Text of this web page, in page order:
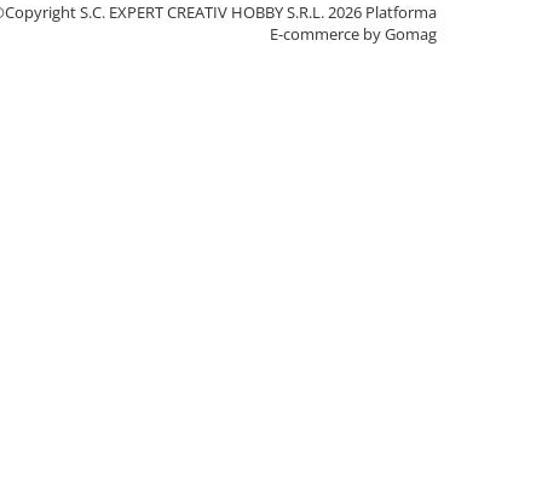
S.C. EXPERT CREATIV HOBBY S.R.L. 2026 Platforma
E-commerce by Gomag